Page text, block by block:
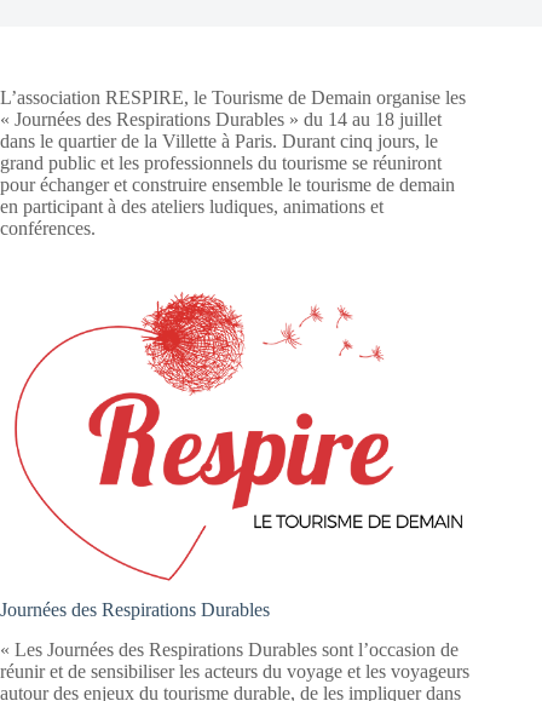
L’association RESPIRE, le Tourisme de Demain organise les
« Journées des Respirations Durables » du 14 au 18 juillet
dans le quartier de la Villette à Paris. Durant cinq jours, le
grand public et les professionnels du tourisme se réuniront
pour échanger et construire ensemble le tourisme de demain
en participant à des ateliers ludiques, animations et
conférences.
Journées des Respirations Durables
« Les Journées des Respirations Durables sont l’occasion de
réunir et de sensibiliser les acteurs du voyage et les voyageurs
autour des enjeux du tourisme durable, de les impliquer dans